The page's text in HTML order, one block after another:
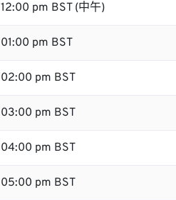
12:00 pm BST (中午)
01:00 pm BST
02:00 pm BST
03:00 pm BST
04:00 pm BST
05:00 pm BST